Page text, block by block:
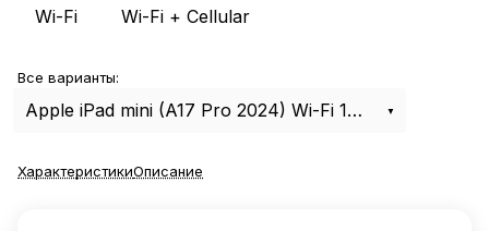
Wi-Fi Wi-Fi + Cellular
Все варианты:
Apple iPad mini (A17 Pro 2024) Wi-Fi 128Gb Space Gray
ХарактеристикиОписание